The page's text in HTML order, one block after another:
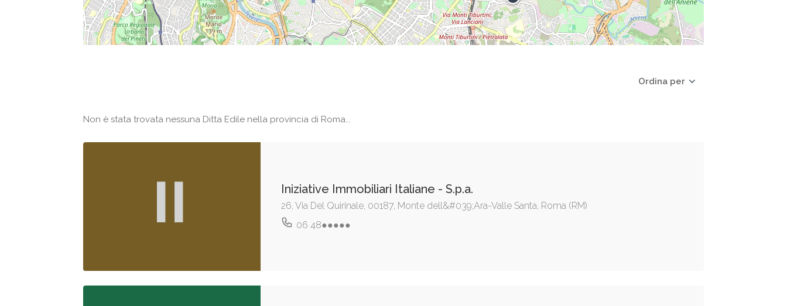
Ordina per
Non è stata trovata nessuna Ditta Edile nella provincia di Roma...
Iniziative Immobiliari Italiane - S.p.a.
26, Via Del Quirinale, 00187, Monte dell&#039;Ara-Valle Santa, Roma (RM)
06 48●●●●●